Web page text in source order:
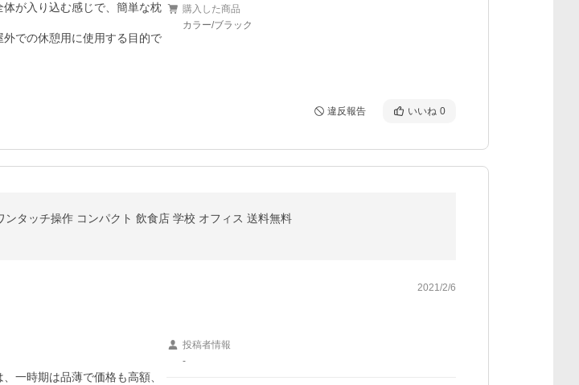
が入り込む感じで、簡単な枕
での休憩用に使用する目的で
購入した商品
カラー/ブラック
違反報告 いいね 0
タッチ操作 コンパクト 飲食店 学校 オフィス 送料無料
2021/2/6
一時期は品薄で価格も高額、
投稿者情報
-